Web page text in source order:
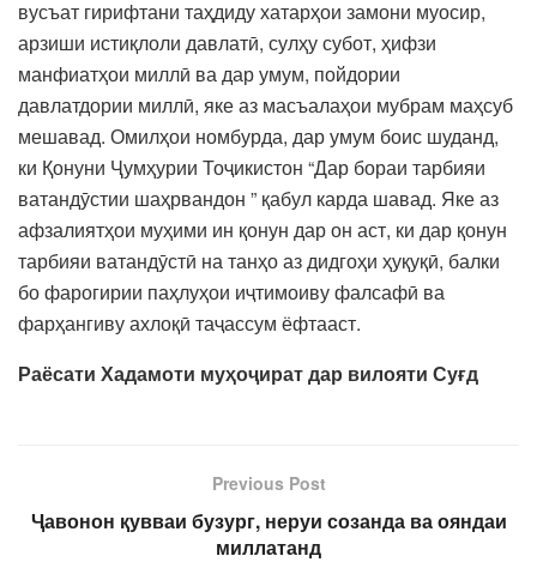
вусъат гирифтани таҳдиду хатарҳои замони муосир,
арзиши истиқлоли давлатӣ, сулҳу субот, ҳифзи
манфиатҳои миллӣ ва дар умум, пойдории
давлатдории миллӣ, яке аз масъалаҳои мубрам маҳсуб
мешавад. Омилҳои номбурда, дар умум боис шуданд,
ки Қонуни Ҷумҳурии Тоҷикистон “Дар бораи тарбияи
ватандӯстии шаҳрвандон ” қабул карда шавад. Яке аз
афзалиятҳои муҳими ин қонун дар он аст, ки дар қонун
тарбияи ватандӯстӣ на танҳо аз дидгоҳи ҳуқуқӣ, балки
бо фарогирии паҳлуҳои иҷтимоиву фалсафӣ ва
фарҳангиву ахлоқӣ таҷассум ёфтааст.
Раёсати Хадамоти муҳоҷират дар вилояти Суғд
Previous Post
Ҷавонон қувваи бузург, неруи созанда ва ояндаи
миллатанд